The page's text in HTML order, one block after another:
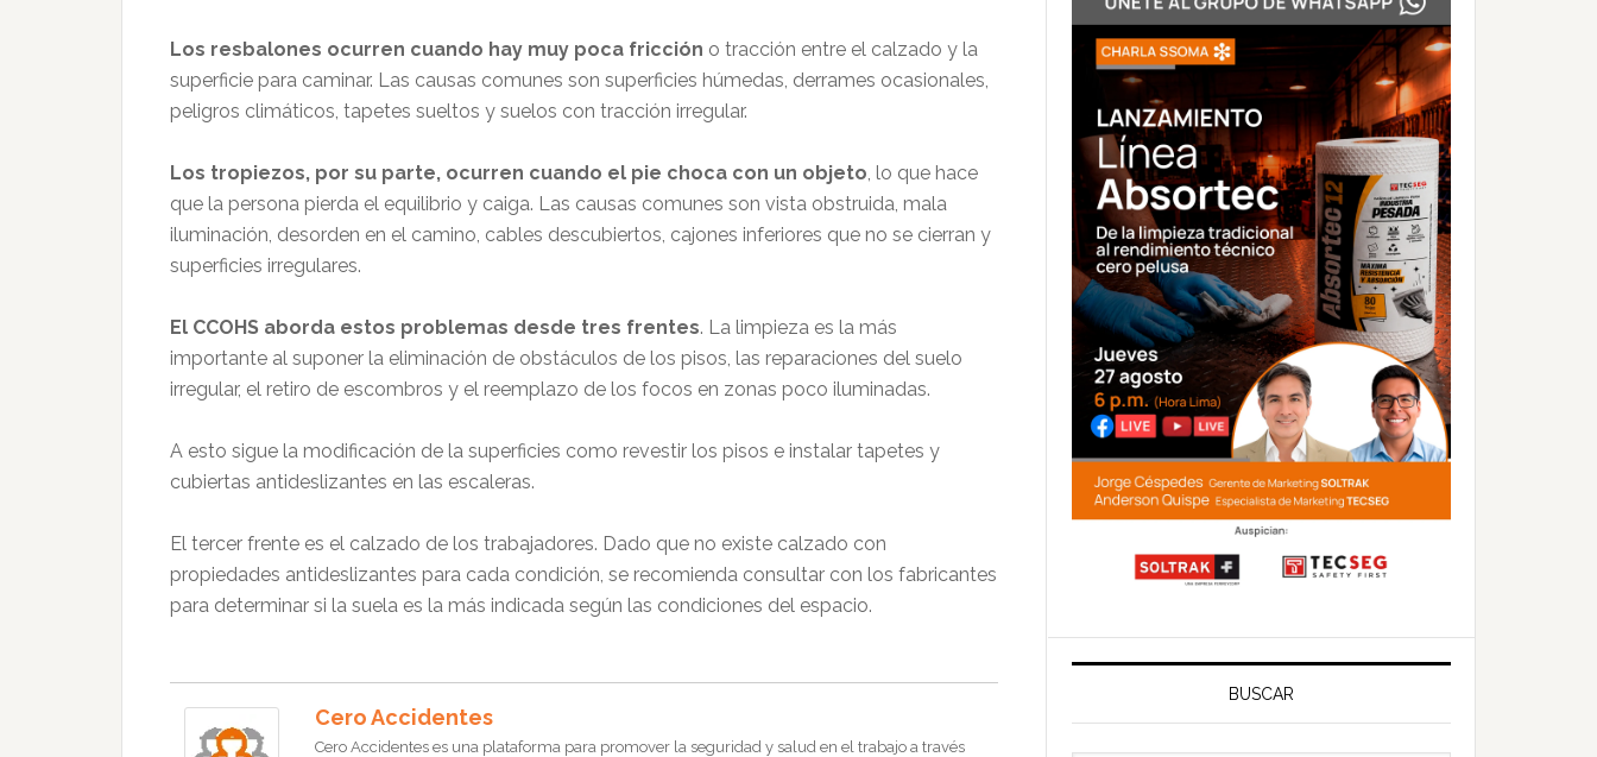
Los resbalones ocurren cuando hay muy poca fricción o tracción entre el calzado y la
superficie para caminar. Las causas comunes son superficies húmedas, derrames ocasionales,
peligros climáticos, tapetes sueltos y suelos con tracción irregular.
Los tropiezos, por su parte, ocurren cuando el pie choca con un objeto, lo que hace
que la persona pierda el equilibrio y caiga. Las causas comunes son vista obstruida, mala
iluminación, desorden en el camino, cables descubiertos, cajones inferiores que no se cierran y
superficies irregulares.
El CCOHS aborda estos problemas desde tres frentes. La limpieza es la más
importante al suponer la eliminación de obstáculos de los pisos, las reparaciones del suelo
irregular, el retiro de escombros y el reemplazo de los focos en zonas poco iluminadas.
A esto sigue la modificación de la superficies como revestir los pisos e instalar tapetes y
cubiertas antideslizantes en las escaleras.
El tercer frente es el calzado de los trabajadores. Dado que no existe calzado con
propiedades antideslizantes para cada condición, se recomienda consultar con los fabricantes
para determinar si la suela es la más indicada según las condiciones del espacio.
Cero Accidentes
Cero Accidentes es una plataforma para promover la seguridad y salud en el trabajo a través
BUSCAR